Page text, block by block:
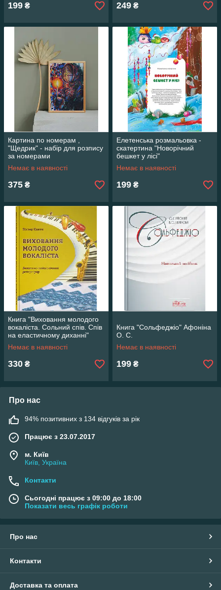
199 ₴ 249 ₴
Картина по номерам ,
"Щедрик" - набір для розпису
за номерами
Немає в наявності
375 ₴
Елетенська розмальовка -
скатертина "Новорічний
бешкет у лісі"
Немає в наявності
199 ₴
Книга "Виховання молодого
вокаліста. Сольний спів. Спів
на еластичному диханні"
Кавун В. М.
Немає в наявності
330 ₴
Книга "Сольфеджіо" Афоніна
О. С.
Немає в наявності
199 ₴
Про нас
94% позитивних з 134 відгуків за рік
Працює з 23.07.2017
м. Київ
Київ, Україна
Контакти
Сьогодні працює з 09:00 до 18:00
Показати весь графік роботи
Про нас
Контакти
Доставка та оплата